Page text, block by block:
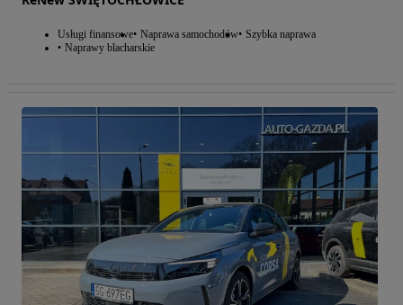
Usługi finansowe Naprawa samochodów Szybka naprawa
Naprawy blacharskie